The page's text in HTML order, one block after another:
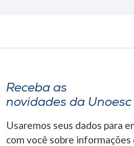
Receba as
novidades da Unoesc
Usaremos seus dados para
com você sobre